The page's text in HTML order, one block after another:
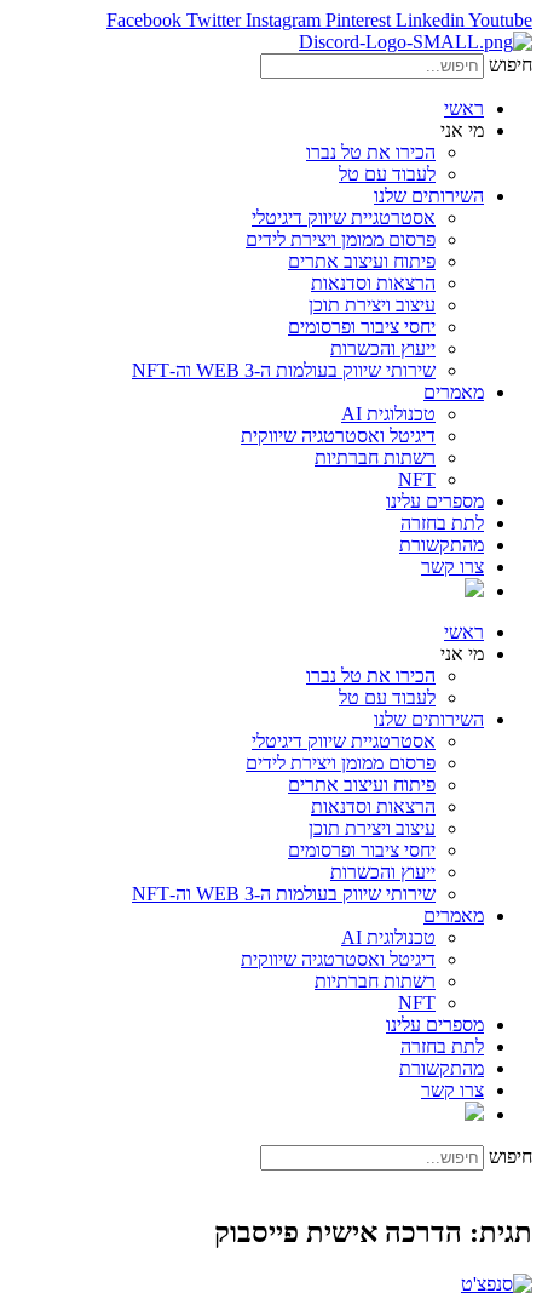
Facebook Twitter Instagram Pinterest Linkedin Youtube
חיפוש
ראשי
מי אני
הכירו את טל נברו
לעבוד עם טל
השירותים שלנו
אסטרטגיית שיווק דיגיטלי
פרסום ממומן ויצירת לידים
פיתוח ועיצוב אתרים
הרצאות וסדנאות
עיצוב ויצירת תוכן
יחסי ציבור ופרסומים
ייעוץ והכשרות
שירותי שיווק בעולמות ה-WEB 3 וה-NFT
מאמרים
טכנולוגית AI
דיגיטל ואסטרטגיה שיווקית
רשתות חברתיות
NFT
מספרים עלינו
לתת בחזרה
מהתקשורת
צרו קשר
ראשי
מי אני
הכירו את טל נברו
לעבוד עם טל
השירותים שלנו
אסטרטגיית שיווק דיגיטלי
פרסום ממומן ויצירת לידים
פיתוח ועיצוב אתרים
הרצאות וסדנאות
עיצוב ויצירת תוכן
יחסי ציבור ופרסומים
ייעוץ והכשרות
שירותי שיווק בעולמות ה-WEB 3 וה-NFT
מאמרים
טכנולוגית AI
דיגיטל ואסטרטגיה שיווקית
רשתות חברתיות
NFT
מספרים עלינו
לתת בחזרה
מהתקשורת
צרו קשר
חיפוש
תגית: הדרכה אישית פייסבוק